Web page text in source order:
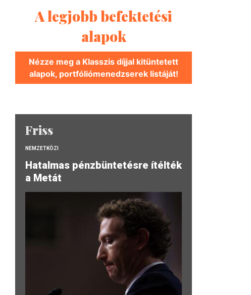
A legjobb befektetési
alapok
Nézze meg a Klasszis díjjal kitüntetett
alapok, portfóliómenedzserek listáját!
Friss
NEMZETKÖZI
Hatalmas pénzbüntetésre ítélték
a Metát